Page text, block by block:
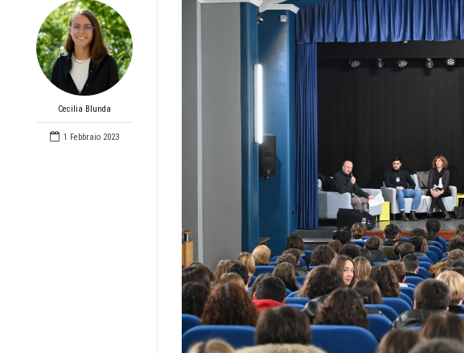
Cecilia Blunda
1 Febbraio 2023